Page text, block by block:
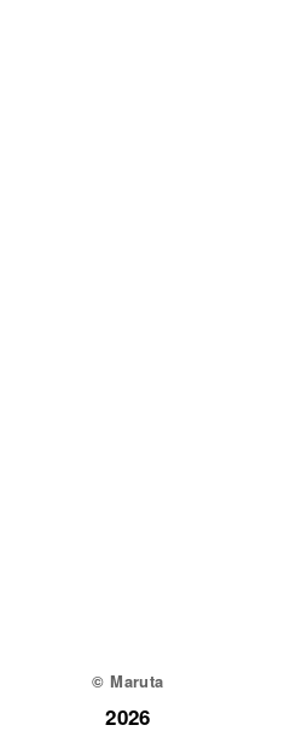
© Maruta
2026